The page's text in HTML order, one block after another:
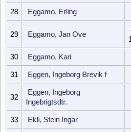
28 Eggamo, Erling
29 Eggamo, Jan Ove
30 Eggamo, Kari
31 Eggen, Ingeborg Brevik f
32
Eggen, Ingeborg
Ingebrigtsdtr.
33 Ekli, Stein Ingar